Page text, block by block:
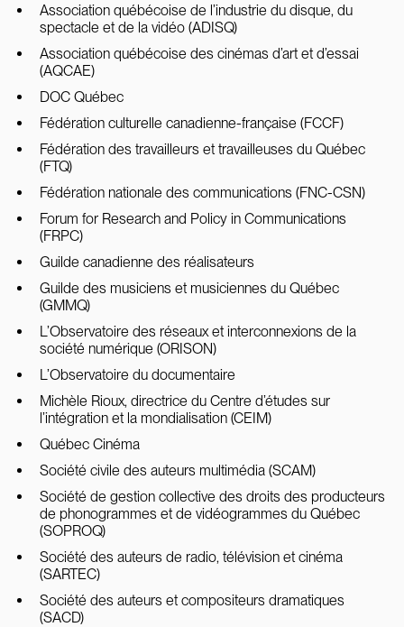
Association québécoise de l’industrie du disque, du
spectacle et de la vidéo (ADISQ)
Association québécoise des cinémas d’art et d’essai
(AQCAE)
DOC Québec
Fédération culturelle canadienne-française (FCCF)
Fédération des travailleurs et travailleuses du Québec
(FTQ)
Fédération nationale des communications (FNC-CSN)
Forum for Research and Policy in Communications
(FRPC)
Guilde canadienne des réalisateurs
Guilde des musiciens et musiciennes du Québec
(GMMQ)
L’Observatoire des réseaux et interconnexions de la
société numérique (ORISON)
L’Observatoire du documentaire
Michèle Rioux, directrice du Centre d’études sur
l’intégration et la mondialisation (CEIM)
Québec Cinéma
Société civile des auteurs multimédia (SCAM)
Société de gestion collective des droits des producteurs
de phonogrammes et de vidéogrammes du Québec
(SOPROQ)
Société des auteurs de radio, télévision et cinéma
(SARTEC)
Société des auteurs et compositeurs dramatiques
(SACD)